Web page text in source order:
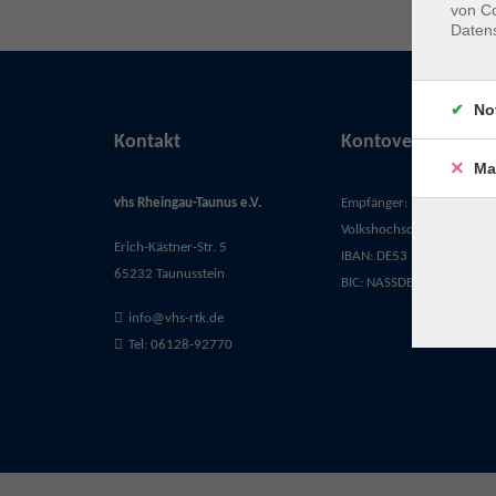
Kontakt
vhs Rheingau-Taunus e.V.
Erich-Kästner-Str. 5
65232 Taunusstein
info@vhs-rtk.de
Tel: 06128-92770
Kontoverbindung
Empfänger:
Volkshochschule Rheingau-
IBAN: DE53 5105 0015
BIC: NASSDE55XXX
von